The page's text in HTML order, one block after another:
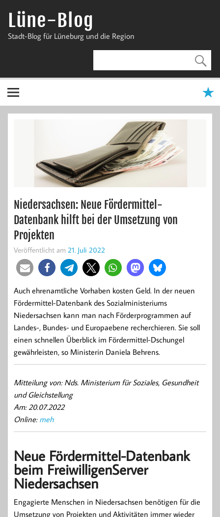
InhaltLüne-Blog
Stadt-Blog für Lüneburg und die Region
Niedersachsen: Neue Fördermittel-
Datenbank hilft bei der Umsetzung von
Projekten
Veröffentlicht am 21. Juli 2022
Auch ehrenamtliche Vorhaben kosten Geld. In der neuen
Fördermittel-Datenbank des Sozialministeriums
Niedersachsen kann man nach Förderprogrammen auf
Landes-, Bundes- und Europaebene recherchieren. Sie soll
einen schnellen Überblick im Fördermittel-Dschungel
gewährleisten, so Ministerin Daniela Behrens.
Mitteilung von: Nds. Ministerium für Soziales, Gesundheit
und Gleichstellung
Am: 20.07.2022
Online: meh
Neue Fördermittel-Datenbank
beim FreiwilligenServer
Niedersachsen
Engagierte Menschen in Niedersachsen benötigen für die
Umsetzung von Projekten und Aktivitäten immer wieder